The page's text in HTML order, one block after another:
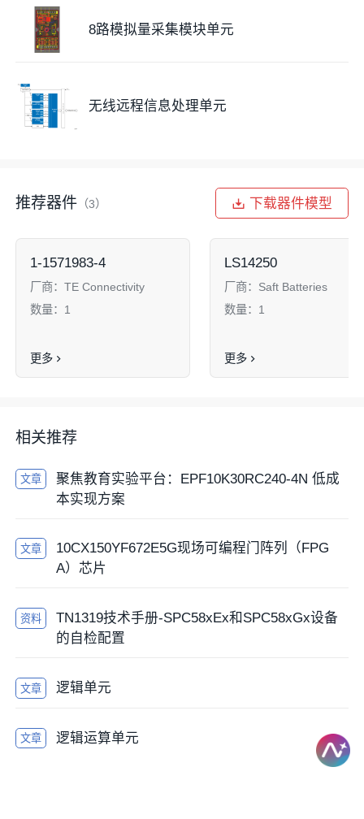
8路模拟量采集模块单元
无线远程信息处理单元
推荐器件 （3） 下载器件模型
1-1571983-4
厂商： TE Connectivity
数量： 1
更多
LS14250
厂商： Saft Batteries
数量： 1
更多
相关推荐
文章
聚焦教育实验平台：EPF10K30RC240-4N 低成
本实现方案
文章
10CX150YF672E5G现场可编程门阵列（FPG
A）芯片
资料
TN1319技术手册-SPC58xEx和SPC58xGx设备
的自检配置
文章 逻辑单元
文章 逻辑运算单元